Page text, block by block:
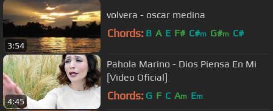
3:54
volvera - oscar medina
Chords: B A E F# C#m G#m C#
4:45
Pahola Marino - Dios Piensa En Mi
[Video Oficial]
Chords: G F C Am Em